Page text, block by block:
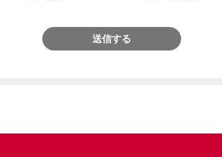
送信する